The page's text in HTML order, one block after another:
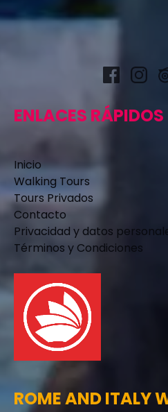
ENLACES RÁPIDOS
Inicio
Walking Tours
Tours Privados
Contacto
Privacidad y datos
Términos y Condiciones
ROME AND ITALY